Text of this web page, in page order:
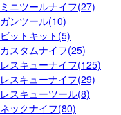
ミニツールナイフ(27)
ガンツール(10)
ビットキット(5)
カスタムナイフ(25)
レスキューナイフ(125)
レスキューナイフ(29)
レスキューツール(8)
ネックナイフ(80)